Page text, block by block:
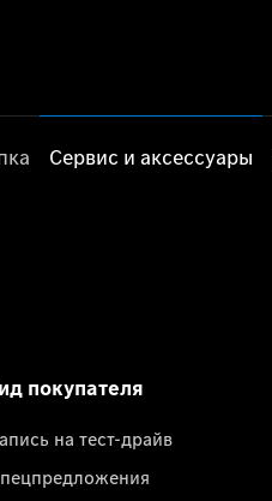
Сервис и аксессуары
покупателя
на тест-драйв